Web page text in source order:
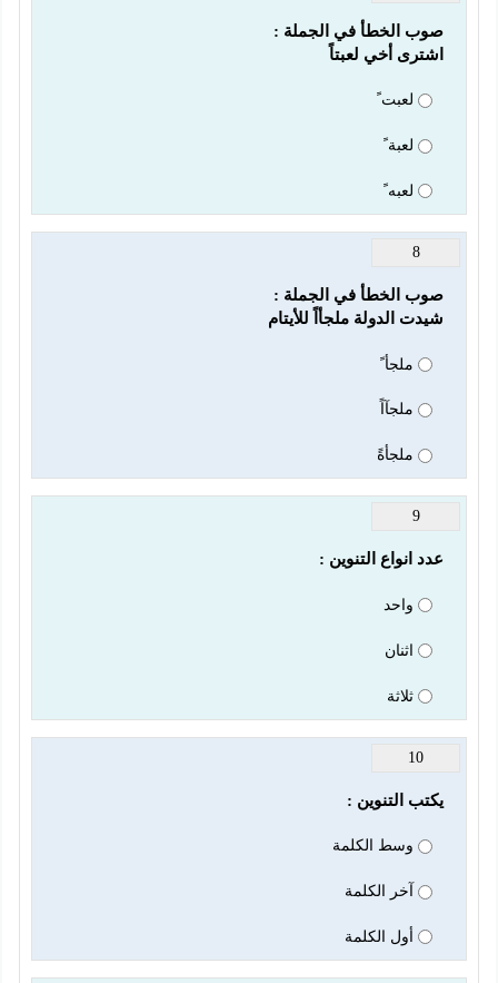
اشترى أخي لعبتاً
لعبت ً
لعبة ً
لعبه ً
8
شيدت الدولة ملجأاً للأيتام
ملجأ ً
ملجآاً
ملجأةً
9
عدد انواع التنوين :
واحد
اثنان
ثلاثة
10
يكتب التنوين :
وسط الكلمة
آخر الكلمة
أول الكلمة